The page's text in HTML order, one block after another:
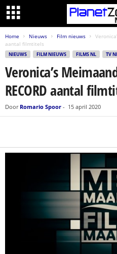
Home Nieuws Film nieuws
aantal filmtitels
NIEUWS FILM NIEUWS FILMS NL TV
Veronica’s
RECORD aantal
Door Romario Spoor - 15 april 2020